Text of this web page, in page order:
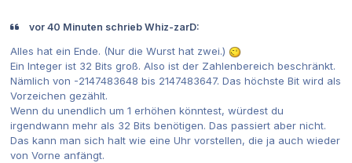
vor 40 Minuten schrieb Whiz-zarD:
Alles hat ein Ende. (Nur die Wurst hat zwei.)
Ein Integer ist 32 Bits groß. Also ist der Zahlenbereich beschränkt.
Nämlich von -2147483648 bis 2147483647. Das höchste Bit wird als
Vorzeichen gezählt.
Wenn du unendlich um 1 erhöhen könntest, würdest du
irgendwann mehr als 32 Bits benötigen. Das passiert aber nicht.
Das kann man sich halt wie eine Uhr vorstellen, die ja auch wieder
von Vorne anfängt.